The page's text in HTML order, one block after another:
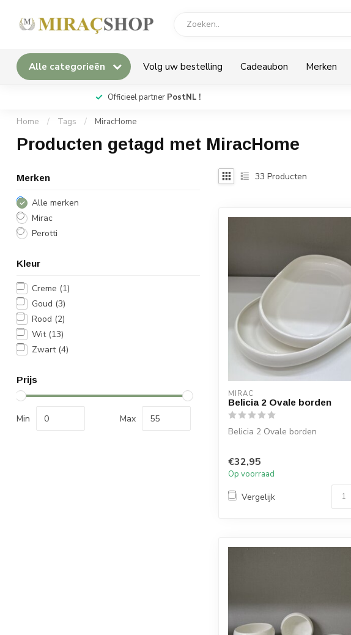
Alle categorieën Volg uw bestelling Cadeaubon Merken
Officieel partner PostNL !
Home / Tags / MiracHome
Producten getagd met MiracHome
Merken
Alle merken
Mirac
Perotti
Kleur
Creme (1)
Goud (3)
Rood (2)
Wit (13)
Zwart (4)
Prijs
Min Max
33 Producten
MIRAC
Belicia 2 Ovale borden
Belicia 2 Ovale borden
Breedte: 18,5 cm
Lengte: 30,5 cm
€32,95
Op voorraad
Vergelijk